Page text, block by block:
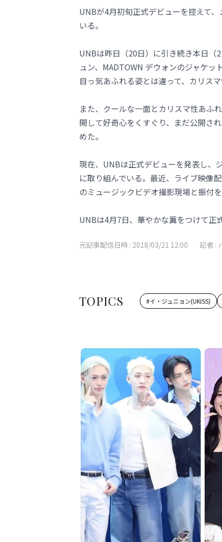
UNBが4月初旬正式デビューを控えて
いる。
UNBは昨日（20日）に引き続き本日（
ュン、MADTOWN デウォンのジャケ
目っ気あふれる姿とは違って、カリス
また、クールな一面とカリスマ性あふ
開して好奇心をくすぐり、まだ公開さ
めた。
現在、UNBは正式デビューを発表し、
に取り組んでいる。最近、ライブ映像
のミュージックビデオ撮影現場と振付
UNBは4月7日、華やかな翼をつけて正
元記事配信日時 : 2018/03/21 12:00 記者 :
TOPICS #イ・ジュニョン(UKISS)